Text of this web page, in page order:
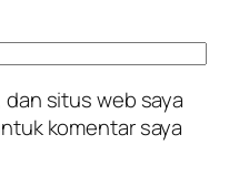
dan situs web saya
komentar saya